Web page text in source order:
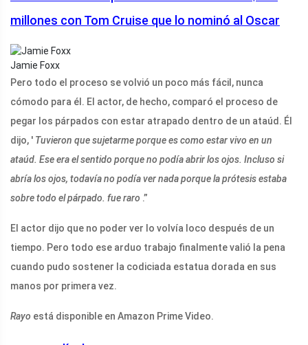
millones con Tom Cruise que lo nominó al Oscar
Jamie Foxx
Pero todo el proceso se volvió un poco más fácil, nunca
cómodo para él. El actor, de hecho, comparó el proceso de
pegar los párpados con estar atrapado dentro de un ataúd. Él
dijo, ' Tuvieron que sujetarme porque es como estar vivo en un
ataúd. Ese era el sentido porque no podía abrir los ojos. Incluso si
abría los ojos, todavía no podía ver nada porque la prótesis estaba
sobre todo el párpado. fue raro .”
El actor dijo que no poder ver lo volvía loco después de un
tiempo. Pero todo ese arduo trabajo finalmente valió la pena
cuando pudo sostener la codiciada estatua dorada en sus
manos por primera vez.
Rayo está disponible en Amazon Prime Video.